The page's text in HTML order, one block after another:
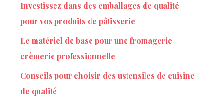
Investissez dans des emballages de qualité
pour vos produits de pâtisserie
Le matériel de base pour une fromagerie
crèmerie professionnelle
Conseils pour choisir des ustensiles de cuisine
de qualité